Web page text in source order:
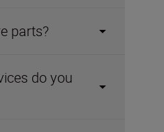
parts?
do you